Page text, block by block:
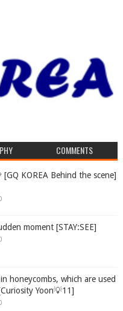
COMMENTS
KOREA Behind the scene]
moment [STAY:SEE]
honeycombs, which are used
Yoon💡11]